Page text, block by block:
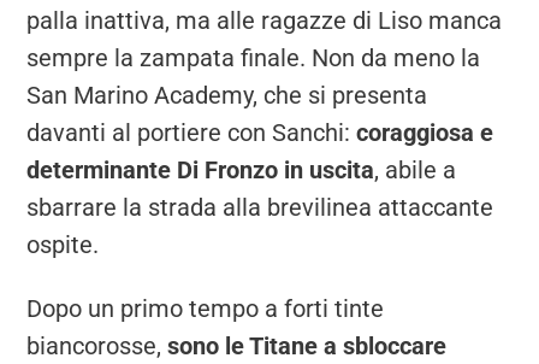
palla inattiva, ma alle ragazze di Liso manca
sempre la zampata finale. Non da meno la
San Marino Academy, che si presenta
davanti al portiere con Sanchi:coraggiosa e
determinante Di Fronzo in uscita, abile a
sbarrare la strada alla brevilinea attaccante
ospite.
Dopo un primo tempo a forti tinte
biancorosse,sono le Titane a sbloccare